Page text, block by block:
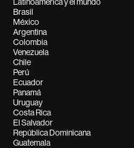
Brasil
México
Argentina
Colombia
Venezuela
Chile
Perú
Ecuador
Panamá
Uruguay
Costa Rica
El Salvador
República Dominicana
Guatemala